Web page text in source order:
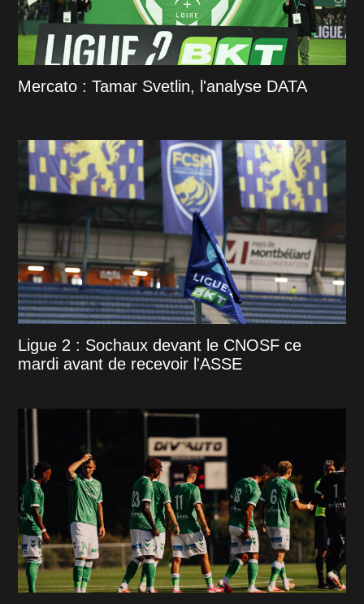
Mercato : Tamar Svetlin, l'analyse DATA
Ligue 2 : Sochaux devant le CNOSF ce
mardi avant de recevoir l'ASSE